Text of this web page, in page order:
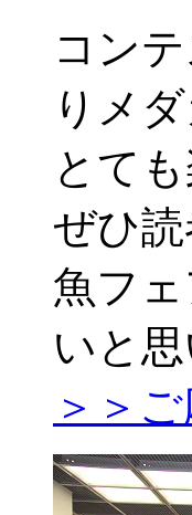
コン
りメ
とて
ぜひ
魚フ
いと
＞＞